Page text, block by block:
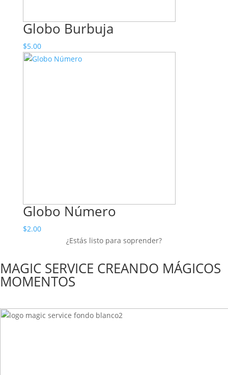
Globo Burbuja
$5.00
Globo Número
$2.00
¿Estás listo para soprender?
MAGIC SERVICE CREANDO MÁGICOS
MOMENTOS